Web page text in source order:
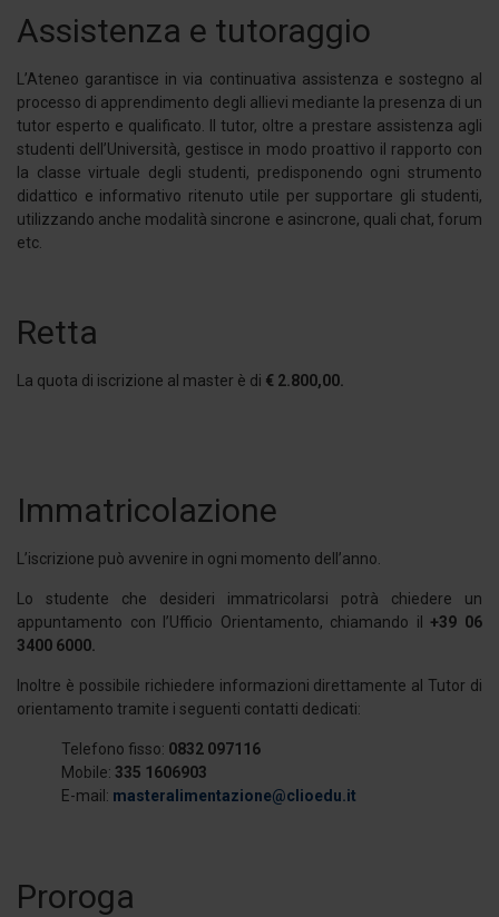
Assistenza e tutoraggio
L’Ateneo garantisce in via continuativa assistenza e sostegno al
processo di apprendimento degli allievi mediante la presenza di un
tutor esperto e qualificato. Il tutor, oltre a prestare assistenza agli
studenti dell’Università, gestisce in modo proattivo il rapporto con
la classe virtuale degli studenti, predisponendo ogni strumento
didattico e informativo ritenuto utile per supportare gli studenti,
utilizzando anche modalità sincrone e asincrone, quali chat, forum
etc.
Retta
La quota di iscrizione al master è di € 2.800,00.
Immatricolazione
L’iscrizione può avvenire in ogni momento dell’anno.
Lo studente che desideri immatricolarsi potrà chiedere un
appuntamento con l’Ufficio Orientamento, chiamando il+39 06
3400 6000.
Inoltre è possibile richiedere informazioni direttamente al Tutor di
orientamento tramite i seguenti contatti dedicati:
Telefono fisso: 0832 097116
Mobile: 335 1606903
E-mail: masteralimentazione@clioedu.it
Proroga